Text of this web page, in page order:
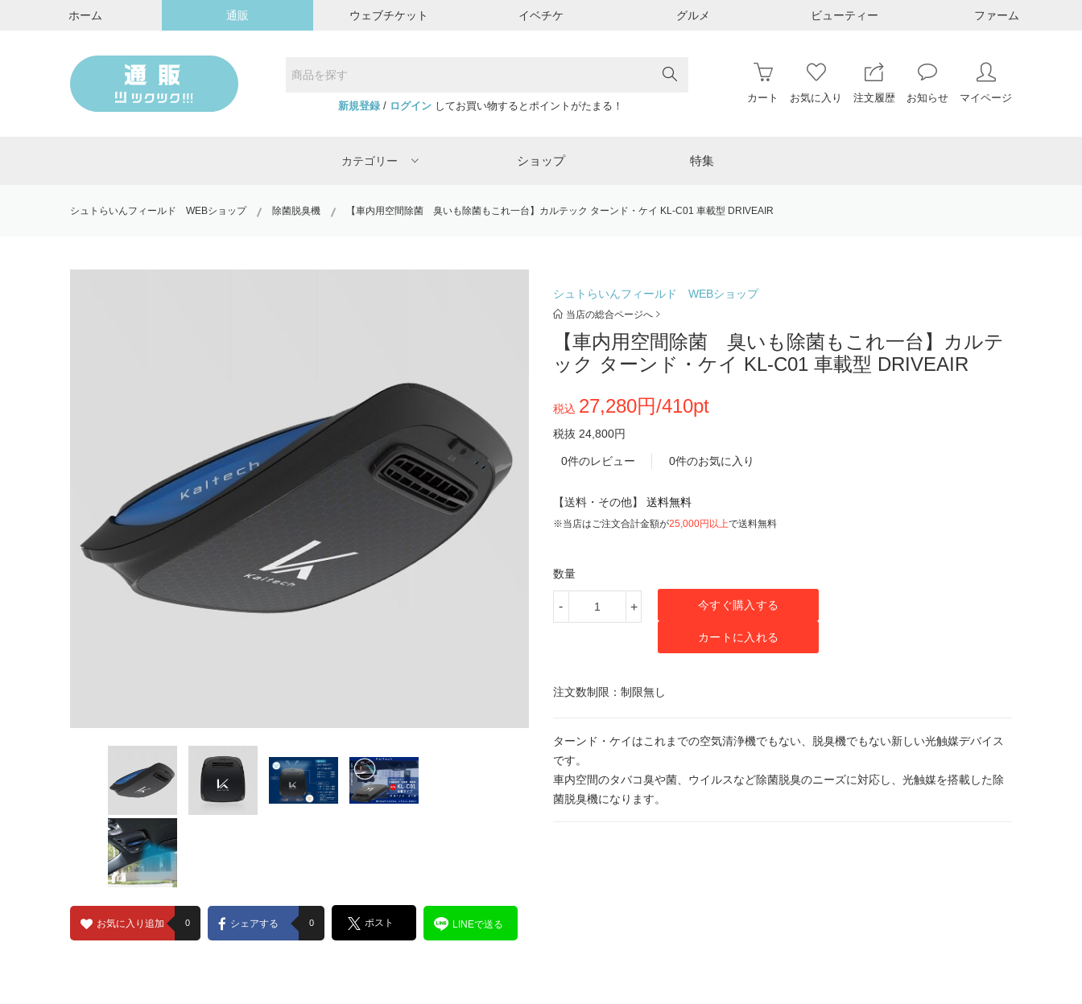
ホーム 通販 ウェブチケット イベチケ グルメ ビューティー ファーム
新規登録/ ログインしてお買い物するとポイントがたまる！
カート お気に入り 注文履歴 お知らせ マイページ
カテゴリー ショップ 特集
シュトらいんフィールド WEBショップ 除菌脱臭機 【車内用空間除菌 臭いも除菌もこれ一台】カルテック ターンド・ケイ KL-C01 車載型 DRIVEAIR
お気に入り追加 0 シェアする 0 ポスト LINEで送る
シュトらいんフィールド WEBショップ
当店の総合ページへ
【車内用空間除菌 臭いも除菌もこれ一台】カルテ
ック ターンド・ケイ KL-C01 車載型 DRIVEAIR
税込 27,280円/410pt
税抜 24,800円
0件のレビュー 0件のお気に入り
【送料・その他】 送料無料
※当店はご注文合計金額が25,000円以上で送料無料
数量
- + 今すぐ購入する
カートに入れる
注文数制限：制限無し
ターンド・ケイはこれまでの空気清浄機でもない、脱臭機でもない新しい光触媒デバイス
です。
車内空間のタバコ臭や菌、ウイルスなど除菌脱臭のニーズに対応し、光触媒を搭載した除
菌脱臭機になります。